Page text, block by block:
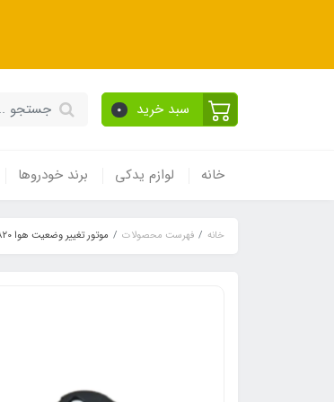
سبد خرید 0
خانه لوازم یدکی برند خودروها
خانه فهرست محصولات موتور تغییر وضعیت هوا LIFAN 820